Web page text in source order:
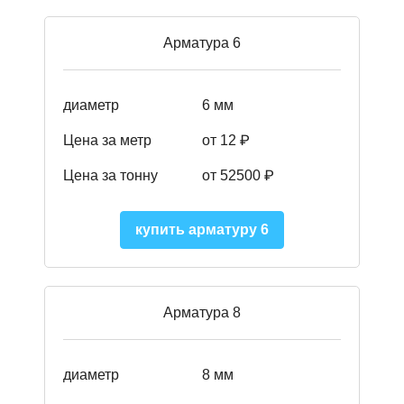
Арматура 6
диаметр 6 мм
Цена за метр от 12 ₽
Цена за тонну от 52500 ₽
купить арматуру 6
Арматура 8
диаметр 8 мм